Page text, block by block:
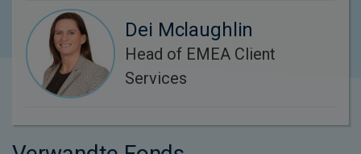
Dei Mclaughlin
Head of EMEA Client
Services